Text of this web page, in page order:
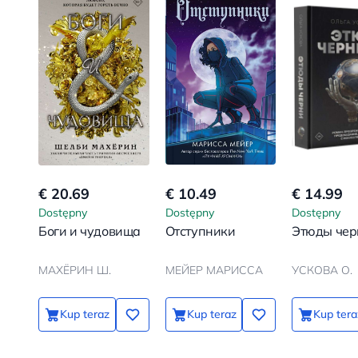
€ 20.69
Dostępny
Боги и чудовища
МАХЁРИН Ш.
Kup teraz
€ 10.49
Dostępny
Отступники
МЕЙЕР МАРИССА
Kup teraz
€ 14.99
Dostępny
Этюды
УСКОВА О.
Kup